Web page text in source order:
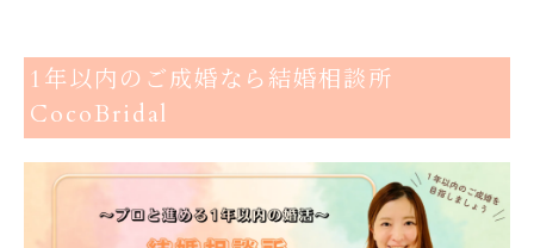
1年以内のご成婚なら結婚相談所
CocoBridal